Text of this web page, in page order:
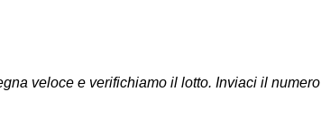
veloce e verifichiamo il lotto. Inviaci il numero